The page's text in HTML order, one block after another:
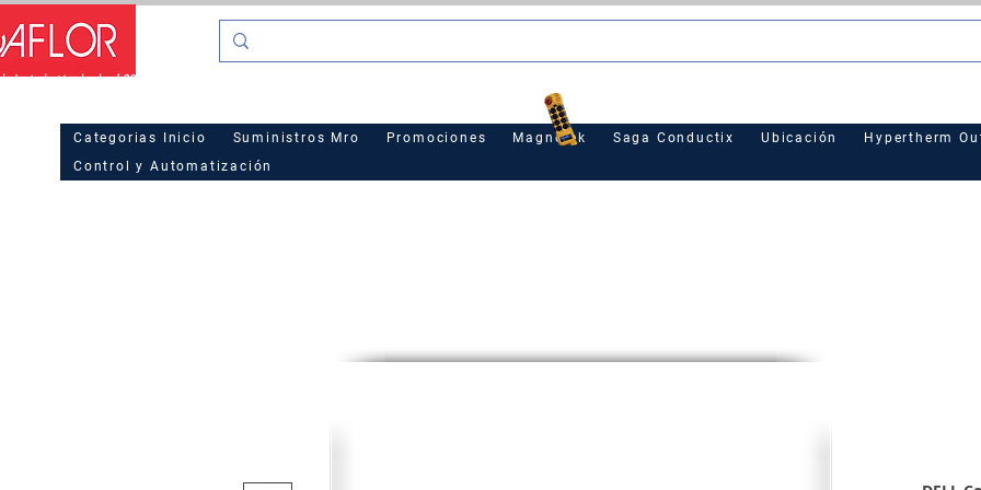
Categorias Inicio Suministros Mro Promociones Magnetek Saga Conductix Ubicación Hypertherm
Control y Automatización
La industria desde el 2016